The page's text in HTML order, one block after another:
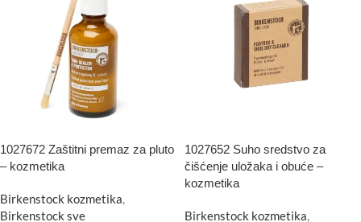
1027672 Zaštitni premaz za pluto
– kozmetika
Birkenstock kozmetika,
Birkenstock sve
1027652 Suho sredstvo za
čišćenje uložaka i obuće –
kozmetika
Birkenstock kozmetika,